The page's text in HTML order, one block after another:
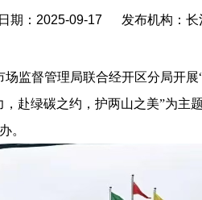
期：2025-09-17 发布机构：长
场监督管理局联合经开区分局开
，赴绿碳之约，护两山之美”为主
。